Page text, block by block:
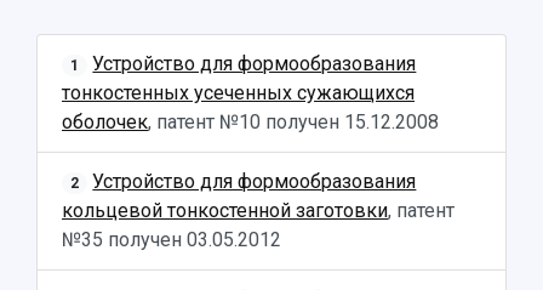
НАЗАД
Об университете
История
Ключевые факты
Рейтинги
Новости
Главные новости
Бортжурнал
Объявления
Образование
Почему я выбираю Самарский университет?
Абитуриенту
Бакалавриат и специалитет
Научно-исследовательская деятельность
Основные научные направления
Научные школы и ведущие научные коллективы
Диссертационные советы
1
Устройство для формообразования
тонкостенных усеченных сужающихся
оболочек, патент №10 получен 15.12.2008
2
Устройство для формообразования
кольцевой тонкостенной заготовки, патент
№35 получен 03.05.2012